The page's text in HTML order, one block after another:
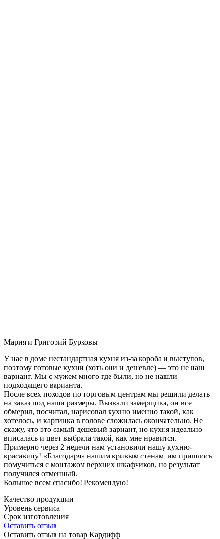
Мария и Григорий Бурковы
У нас в доме нестандартная кухня из-за короба и выступов,
поэтому готовые кухни (хоть они и дешевле) — это не наш
вариант. Мы с мужем много где были, но не нашли
подходящего варианта.
После всех походов по торговым центрам мы решили делать
на заказ под наши размеры. Вызвали замерщика, он все
обмерил, посчитал, нарисовал кухню именно такой, как
хотелось, и картинка в голове сложилась окончательно. Не
скажу, что это самый дешевый вариант, но кухня идеально
вписалась и цвет выбрала такой, как мне нравится.
Примерно через 2 недели нам установили нашу кухню-
красавицу! «Благодаря» нашим кривым стенам, им пришлось
помучиться с монтажом верхних шкафчиков, но результат
получился отменный.
Большое всем спасибо! Рекомендую!
Качество продукции
Уровень сервиса
Срок изготовления
Оставить отзыв
Оставить отзыв на товар Кардифф